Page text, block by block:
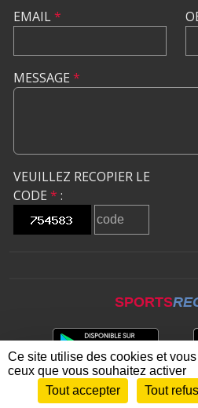
EMAIL*
MESSAGE *
VEUILLEZ RECOPIER LE
CODE * :
SPORTS
Envie de participer ?
Ce site utilise des cookies et
ceux que vous souhaitez activer
Tout accepter
Tout